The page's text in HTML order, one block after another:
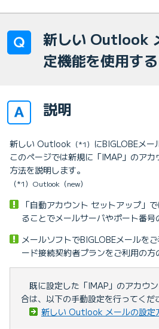
新しい Outlook
定機能を使用する
説明
新しい Outlook （*1） にBIGLOBEメー
このページでは新規に「IMAP」のア
方法を説明します。
（*1）Outlook（new）
「自動アカウント セットアップ」
ることでメールサーバやポート番号
メールソフトでBIGLOBEメールを
ード接続契約者プランをご利用の方
既に設定した「IMAP」のアカウ
合は、以下の手動設定を行ってくだ
新しい Outlook メールの設定